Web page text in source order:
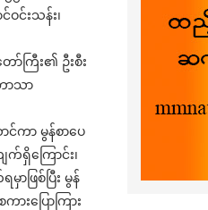
င်းသန်း၊
ကြီး၏ ဦးစီး
ာသာ
င်ကာ မွန်စာပေ
ရှိကြောင်း၊
ဖြစ်ပြီး မွန်
ပြောကြား